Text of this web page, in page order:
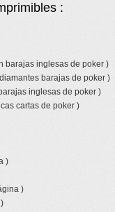
:
barajas inglesas de poker )
barajas de poker )
inglesas de poker )
cartas de poker )
)
)